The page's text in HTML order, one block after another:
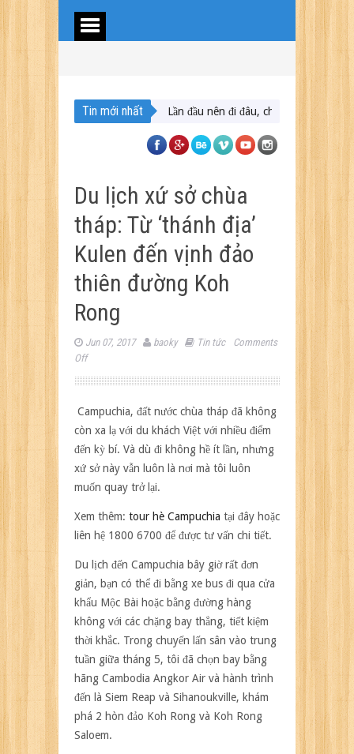
Tin mới nhất
Maldives – Lần đầu nên đi đâu, chơi gì? Nên du lịch ở đâu ” giá
Du lịch xứ sở chùa
tháp: Từ ‘thánh địa’
Kulen đến vịnh đảo
thiên đường Koh
Rong
Jun 07, 2017 baoky Tin tức
Comments
Offon
lịch
chùa
tháp:
Từ
‘thánh
Kulen
đến
đảo
thiên
Koh
Rong
Campuchia, đất nước chùa tháp đã không
còn xa lạ với du khách Việt với nhiều điểm
đến kỳ bí. Và dù đi không hề ít lần, nhưng
xứ sở này vẫn luôn là nơi mà tôi luôn
muốn quay trở lại.
Xem thêm: tour hè Campuchia tại đây hoặc
liên hệ 1800 6700 để được tư vấn chi tiết.
Du lịch đến Campuchia bây giờ rất đơn
giản, bạn có thể đi bằng xe bus đi qua cửa
khẩu Mộc Bài hoặc bằng đường hàng
không với các chặng bay thẳng, tiết kiệm
thời khắc. Trong chuyến lấn sân vào trung
tuần giữa tháng 5, tôi đã chọn bay bằng
hãng Cambodia Angkor Air và hành trình
đến là Siem Reap và Sihanoukville, khám
phá 2 hòn đảo Koh Rong và Koh Rong
Saloem.